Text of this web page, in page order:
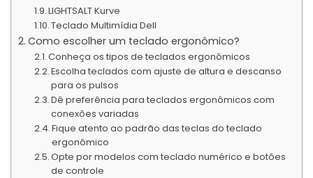
LIGHTSALT Kurve
Teclado Multimídia Dell
Como escolher um teclado ergonômico?
Conheça os tipos de teclados ergonômicos
Escolha teclados com ajuste de altura e descanso
para os pulsos
Dê preferência para teclados ergonômicos com
conexões variadas
Fique atento ao padrão das teclas do teclado
ergonômico
Opte por modelos com teclado numérico e botões
de controle